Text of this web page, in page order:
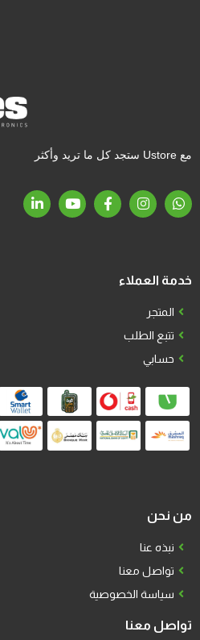
مع Ustore ستجد كل ما تريد وأكثر
خدمة العملاء
المتجر
تتبع الطلب
حسابي
من نحن
نبذه عنا
تواصل معنا
سياسة الخصوصية
تواصل معنا